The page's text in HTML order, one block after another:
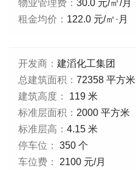
物业管理费： 30.0 元/㎡/月
租金均价： 122.0 元/㎡·月
开发商： 建滔化工集团
总建筑面积： 72358 平方米
建筑高度：
119 米
标准层面积： 2000 平方米
标准层高： 4.15 米
停车位：
350 个
车位费：
2100 元/月